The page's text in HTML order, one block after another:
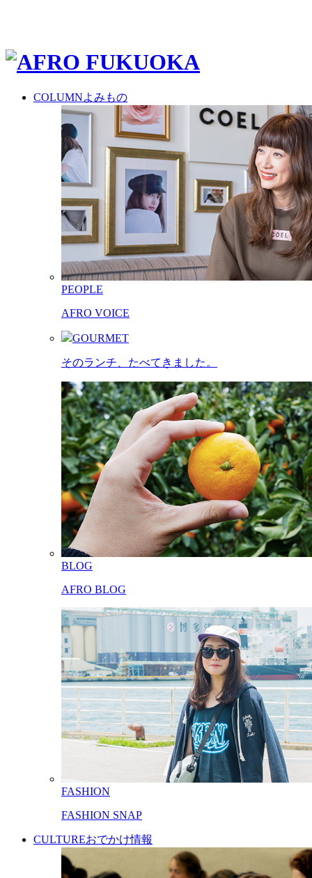
COLUMNよみもの
PEOPLE
AFRO VOICE
GOURMET
そのランチ、たべてきました。
BLOG
AFRO BLOG
FASHION
FASHION SNAP
CULTUREおでかけ情報